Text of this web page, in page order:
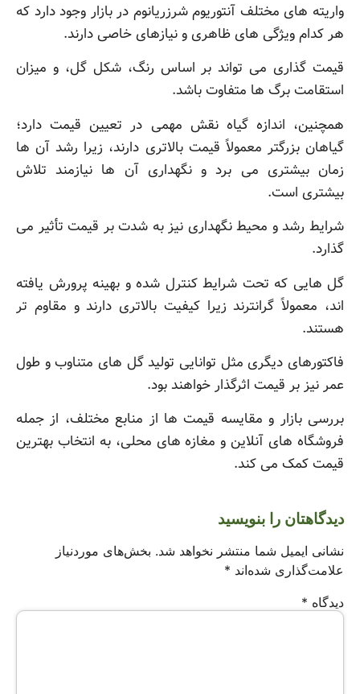
واریته های مختلف آنتوریوم شرزریانوم در بازار وجود دارد که
هر کدام ویژگی های ظاهری و نیازهای خاصی دارند.
قیمت گذاری می تواند بر اساس رنگ، شکل گل، و میزان
استقامت برگ ها متفاوت باشد.
همچنین، اندازه گیاه نقش مهمی در تعیین قیمت دارد؛
گیاهان بزرگتر معمولاً قیمت بالاتری دارند، زیرا رشد آن ها
زمان بیشتری می برد و نگهداری آن ها نیازمند تلاش
بیشتری است.
شرایط رشد و محیط نگهداری نیز به شدت بر قیمت تأثیر می
گذارد.
گل هایی که تحت شرایط کنترل شده و بهینه پرورش یافته
اند، معمولاً گرانترند زیرا کیفیت بالاتری دارند و مقاوم تر
هستند.
فاکتورهای دیگری مثل توانایی تولید گل های متناوب و طول
عمر نیز بر قیمت اثرگذار خواهند بود.
بررسی بازار و مقایسه قیمت ها از منابع مختلف، از جمله
فروشگاه های آنلاین و مغازه های محلی، به انتخاب بهترین
قیمت کمک می کند.
دیدگاهتان را بنویسید
نشانی ایمیل شما منتشر نخواهد شد. بخش‌های موردنیاز
علامت‌گذاری شده‌اند *
دیدگاه *